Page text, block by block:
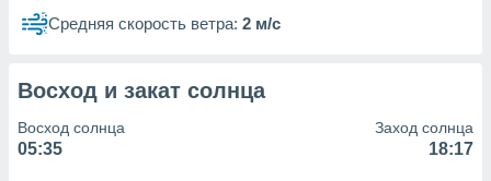
Средняя скорость ветра: 2 м/с
Восход и закат солнца
Восход солнца
05:35
Заход солнца
18:17